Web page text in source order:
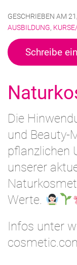
GESCHRIEBEN AM
AUSBILDUNG,
Schreibe
Die
und Beauty-
pflanzlichen
unserer
Werte.
Infos unter